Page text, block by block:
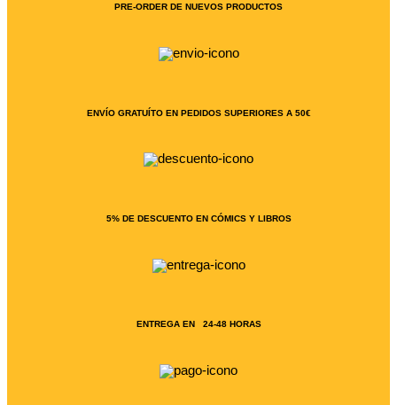
PRE-ORDER DE NUEVOS PRODUCTOS
ENVÍO GRATUÍTO EN PEDIDOS SUPERIORES A 50€
5% DE DESCUENTO EN CÓMICS Y LIBROS
ENTREGA EN 24-48 HORAS